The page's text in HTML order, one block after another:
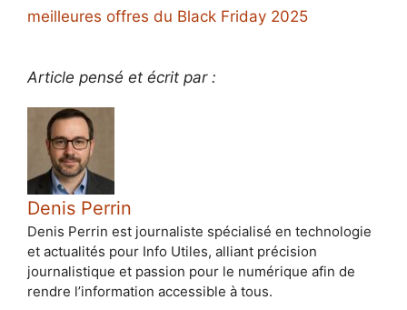
meilleures offres du Black Friday 2025
Article pensé et écrit par :
Denis Perrin
Denis Perrin est journaliste spécialisé en technologie
et actualités pour Info Utiles, alliant précision
journalistique et passion pour le numérique afin de
rendre l’information accessible à tous.